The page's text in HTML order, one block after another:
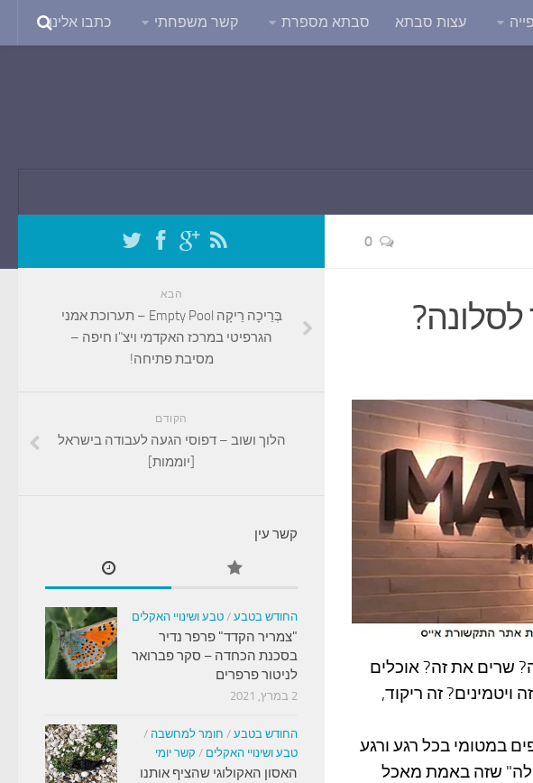
עצות סבתא סבתא מספרת קשר משפחתי כתבו אלינו
0
שרים את זה? אוכלים
ויטמינים? זה ריקוד,
במטומי בכל רגע ורגע
שזה באמת מאכל
הבא
בְּרֵיכָה רֵיקָה Empty Pool – תערוכת אמני
הגרפיטי במרכז האקדמי ויצ"ו חיפה –
מסיבת פתיחה!
הקודם
הלוך ושוב – דפוסי הגעה לעבודה בישראל
[יוממות]
קשר עין
החודש בטבע / טבע ושינויי האקלים
"צמריר הקדד" פרפר נדיר
בסכנת הכחדה – סקר פברואר
לניטור פרפרים
2 במרץ, 2021
החודש בטבע / חומר למחשבה /
טבע ושינויי האקלים / קשר יומי
האסון האקולוגי שהציף אותנו